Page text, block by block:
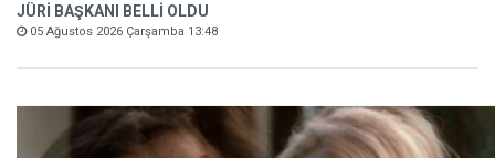
JÜRİ BAŞKANI BELLİ OLDU
05 Ağustos 2026 Çarşamba 13:48